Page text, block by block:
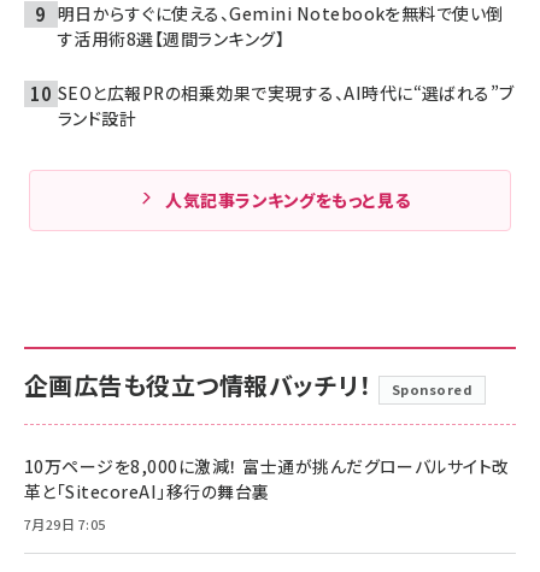
明日からすぐに使える、Gemini Notebookを無料で使い倒
す活用術8選【週間ランキング】
SEOと広報PRの相乗効果で実現する、AI時代に“選ばれる”ブ
ランド設計
人気記事ランキングをもっと見る
企画広告も役立つ情報バッチリ！ Sponsored
10万ページを8,000に激減！ 富士通が挑んだグローバルサイト改
革と「SitecoreAI」移行の舞台裏
7月29日 7:05